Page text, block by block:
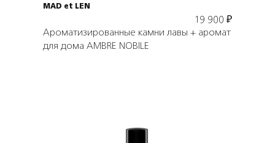
MAD et LEN
19 900 ₽
Ароматизированные камни лавы + аромат
для дома AMBRE NOBILE